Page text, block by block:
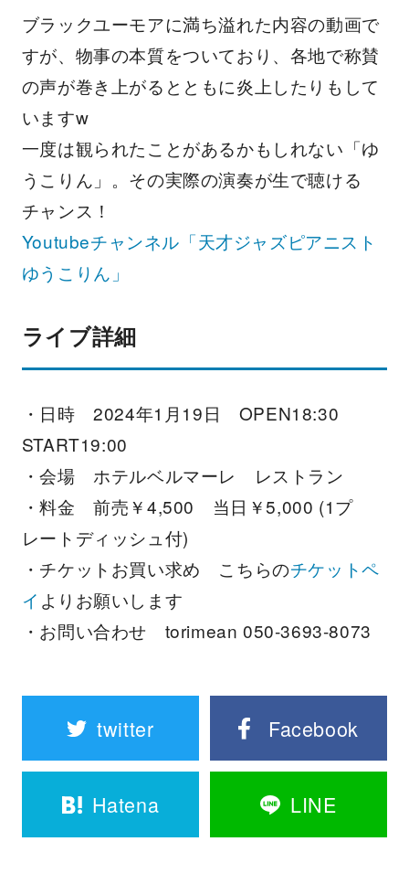
ブラックユーモアに満ち溢れた内容の動画で
すが、物事の本質をついており、各地で称賛
の声が巻き上がるとともに炎上したりもして
いますw
一度は観られたことがあるかもしれない「ゆ
うこりん」。その実際の演奏が生で聴ける
チャンス！
Youtubeチャンネル「天才ジャズピアニスト
ゆうこりん」
ライブ詳細
・日時 2024年1月19日 OPEN18:30
START19:00
・会場 ホテルベルマーレ レストラン
・料金 前売￥4,500 当日￥5,000 (1プ
レートディッシュ付)
・チケットお買い求め こちらのチケットペ
イ よりお願いします
・お問い合わせ torimean 050-3693-8073
twitter Facebook
Hatena LINE